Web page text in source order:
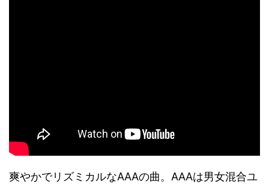
爽やかでリズミカルなAAAの曲。AAAは男女混合ユ